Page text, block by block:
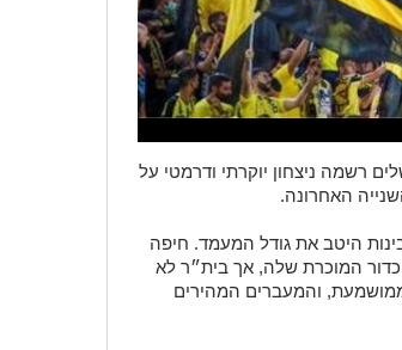
רשמה ניצחון יוקרתי ודרמטי על
האחרונה.
היטב את גודל המעמד. חיפה
המוכרת שלה, אך בית״ר לא
והמעברים המהירים